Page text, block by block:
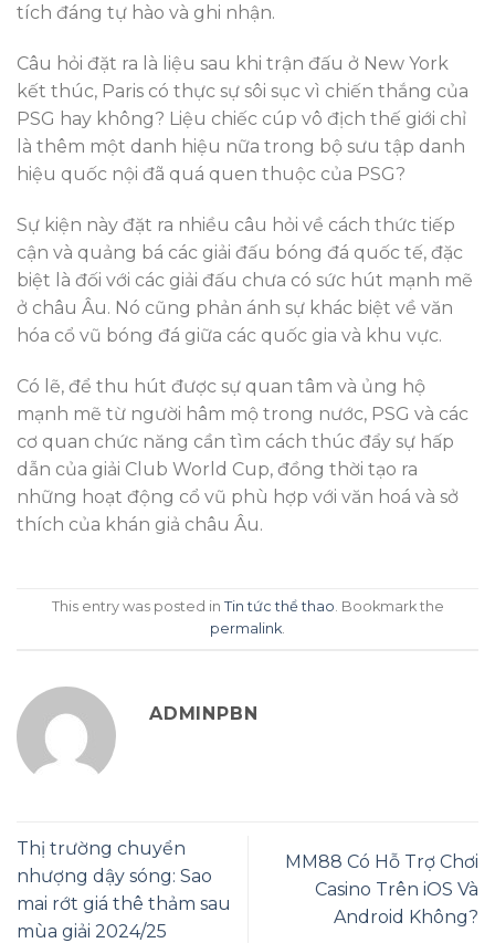
tích đáng tự hào và ghi nhận.
Câu hỏi đặt ra là liệu sau khi trận đấu ở New York
kết thúc, Paris có thực sự sôi sục vì chiến thắng của
PSG hay không? Liệu chiếc cúp vô địch thế giới chỉ
là thêm một danh hiệu nữa trong bộ sưu tập danh
hiệu quốc nội đã quá quen thuộc của PSG?
Sự kiện này đặt ra nhiều câu hỏi về cách thức tiếp
cận và quảng bá các giải đấu bóng đá quốc tế, đặc
biệt là đối với các giải đấu chưa có sức hút mạnh mẽ
ở châu Âu. Nó cũng phản ánh sự khác biệt về văn
hóa cổ vũ bóng đá giữa các quốc gia và khu vực.
Có lẽ, để thu hút được sự quan tâm và ủng hộ
mạnh mẽ từ người hâm mộ trong nước, PSG và các
cơ quan chức năng cần tìm cách thúc đẩy sự hấp
dẫn của giải Club World Cup, đồng thời tạo ra
những hoạt động cổ vũ phù hợp với văn hoá và sở
thích của khán giả châu Âu.
This entry was posted in Tin tức thể thao . Bookmark the
permalink
ADMINPBN
Thị trường chuyển
nhượng dậy sóng: Sao
mai rớt giá thê thảm sau
mùa giải 2024/25
MM88 Có Hỗ Trợ Chơi
Casino Trên iOS Và
Android Không?